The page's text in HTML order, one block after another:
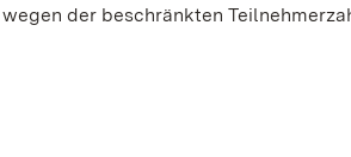
der beschränkten